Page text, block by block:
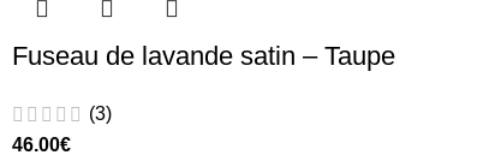
Fuseau de lavande satin – Taupe
(3)
46.00€